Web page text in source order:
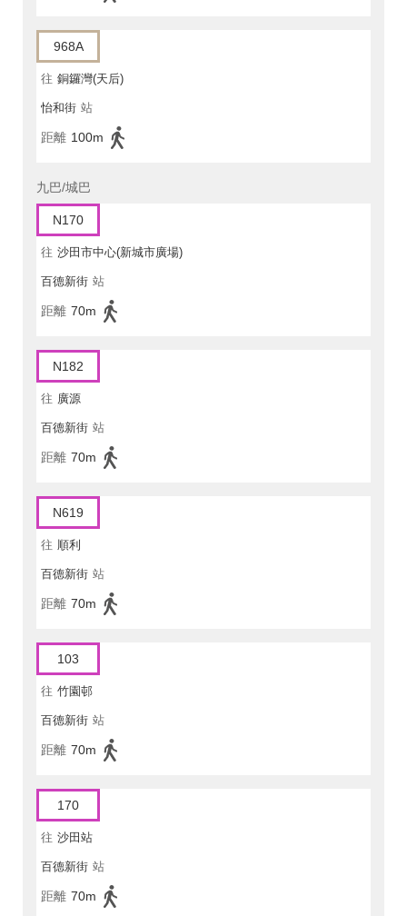
968A
往 銅鑼灣(天后)
怡和街 站
距離 100m
九巴/城巴
N170
往 沙田市中心(新城市廣場)
百德新街 站
距離 70m
N182
往 廣源
百德新街 站
距離 70m
N619
往 順利
百德新街 站
距離 70m
103
往 竹園邨
百德新街 站
距離 70m
170
往 沙田站
百德新街 站
距離 70m